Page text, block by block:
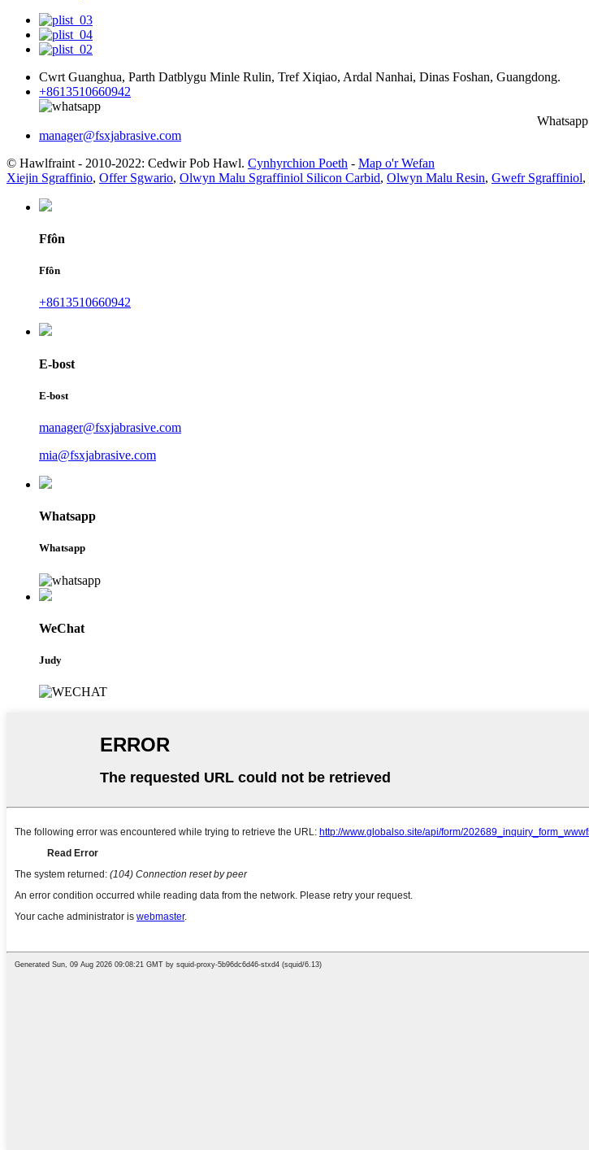
Cwrt Guanghua, Parth Datblygu Minle Rulin, Tref Xiqiao, Ardal Nanhai, Dinas Foshan, Guangdong.
+8613510660942
Whatsapp
manager@fsxjabrasive.com
© Hawlfraint - 2010-2022: Cedwir Pob Hawl. Cynhyrchion Poeth - Map o'r Wefan
Xiejin Sgraffinio, Offer Sgwario, Olwyn Malu Sgraffiniol Silicon Carbid, Olwyn Malu Resin, Gwefr Sgraffiniol,
Ffôn
Ffôn
+8613510660942
E-bost
E-bost
manager@fsxjabrasive.com
mia@fsxjabrasive.com
Whatsapp
Whatsapp
WeChat
Judy